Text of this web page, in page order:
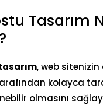
Tasarım
, web
kolayca
olmasını